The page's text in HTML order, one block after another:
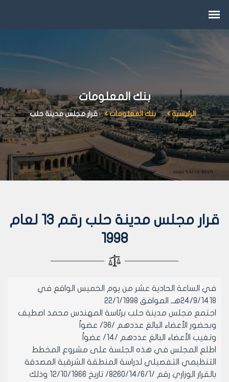
بنك المعلومات
الرئيسية بنك المعلومات قرار مجلس مدينة حلب
قرار مجلس مدينة حلب رقم 13 لعام
1998
في الساعة الحادية عشر من يوم الخميس الواقع في
24/9/1418هــ الموافق 22/1/1998
اجتمع مجلس مدينة حلب برئاسة المهندس محمد اصطيف
وبحضور الأعضاء البالغ عددهم /36/ عضواً
وتغيب الأعضاء البالغ عددهم /14/ عضواً
اطلع المجلس في هذه الجلسة على مشروع المخطط
التنظيمي التفصيلي لدراسة المنطقة الشرقية المصدقة
بالقرار الوزاري رقم /8260/14/6/1/ تاريخ 12/10/1966 وذلك